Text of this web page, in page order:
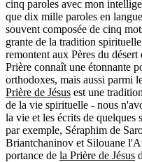
cinq paroles avec mon
que dix mille paroles en
sou­vent com­po­sée de cinq
grante de la tra­di­tion
remontent aux Pères du
Prière connaît une éton­nante
ortho­doxes, mais aussi parmi
Prière de Jésus est une
de la vie spi­ri­tuelle - nous
la vie et les écrits de quelques
par exemple, Séra­phim de
Briant­cha­ni­nov et Silouane
por­tance de la Prière de Jésus